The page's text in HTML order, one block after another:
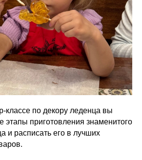
классе по декору леденца вы
этапы приготовления знаменитого
и расписать его в лучших